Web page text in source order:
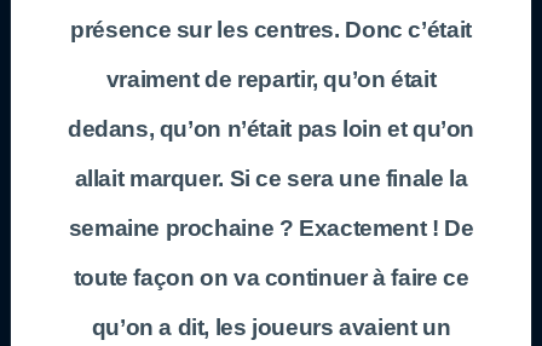
présence sur les centres. Donc c’était
vraiment de repartir, qu’on était
dedans, qu’on n’était pas loin et qu’on
allait marquer. Si ce sera une finale la
semaine prochaine ? Exactement ! De
toute façon on va continuer à faire ce
qu’on a dit, les joueurs avaient un